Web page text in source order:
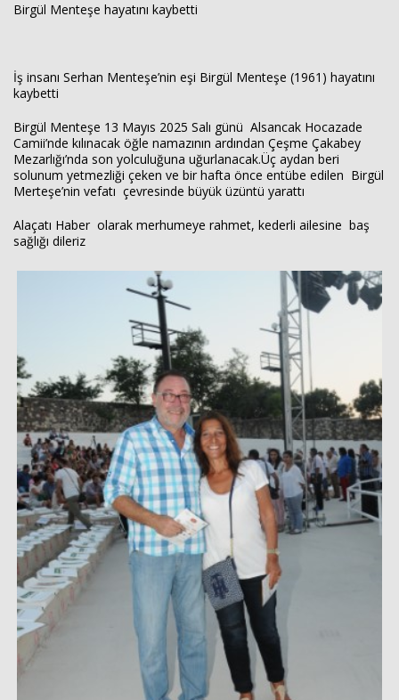
Birgül Menteşe hayatını kaybetti
İş insanı Serhan Menteşe’nin eşi Birgül Menteşe (1961) hayatını
kaybetti
Birgül Menteşe 13 Mayıs 2025 Salı günü Alsancak Hocazade
Camii’nde kılınacak öğle namazının ardından Çeşme Çakabey
Mezarlığı’nda son yolculuğuna uğurlanacak.Üç aydan beri
solunum yetmezliği çeken ve bir hafta önce entübe edilen Birgül
Merteşe’nin vefatı çevresinde büyük üzüntü yarattı
Alaçatı Haber olarak merhumeye rahmet, kederli ailesine baş
sağlığı dileriz